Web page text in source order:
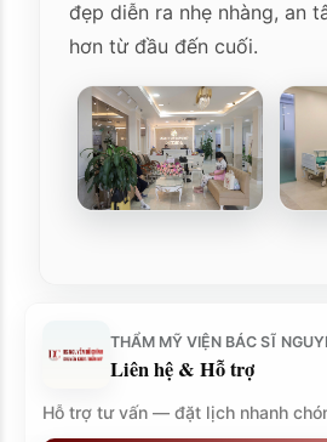
đẹp diễn ra nhẹ nhàng, an
hơn từ đầu đến cuối.
THẨM MỸ VIỆN BÁC SĨ
Liên hệ & Hỗ trợ
Hỗ trợ tư vấn — đặt lịch nhanh